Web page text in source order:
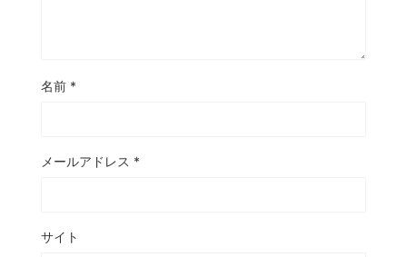
名前 *
メールアドレス *
サイト